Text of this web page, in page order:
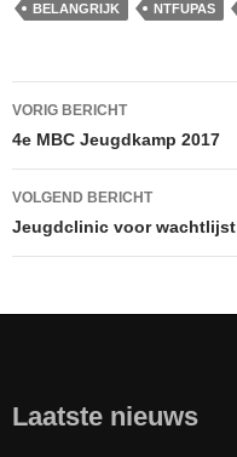
BELANGRIJK NTFUPAS
Bericht
navigatie
VORIG BERICHT
4e MBC Jeugdkamp 2017
VOLGEND BERICHT
Jeugdclinic voor wachtlijst
Laatste nieuws